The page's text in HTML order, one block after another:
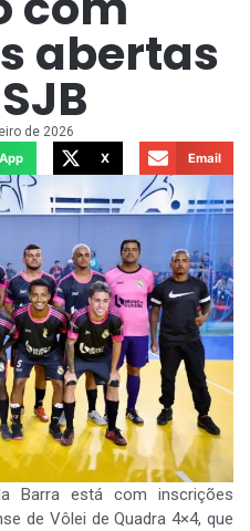
abertas
de 2026
X Email
Barra está com inscrições
de Vôlei de Quadra 4×4, que